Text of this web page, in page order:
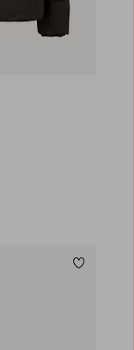
Tilføj til